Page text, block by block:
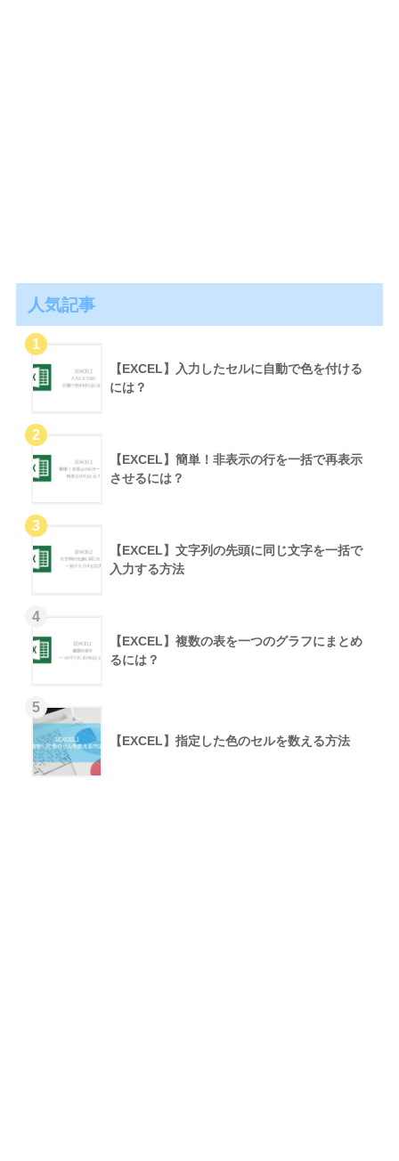
人気記事
【EXCEL】入力したセルに自動で色を付ける
には？
【EXCEL】簡単！非表示の行を一括で再表示
させるには？
【EXCEL】文字列の先頭に同じ文字を一括で
入力する方法
【EXCEL】複数の表を一つのグラフにまとめ
るには？
【EXCEL】指定した色のセルを数える方法